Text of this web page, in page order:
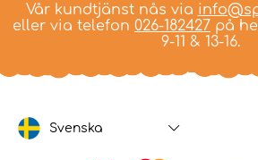
Vår kundtjänst nås via
eller via telefon 026-182427 på
9-11 & 13-16.
Svenska